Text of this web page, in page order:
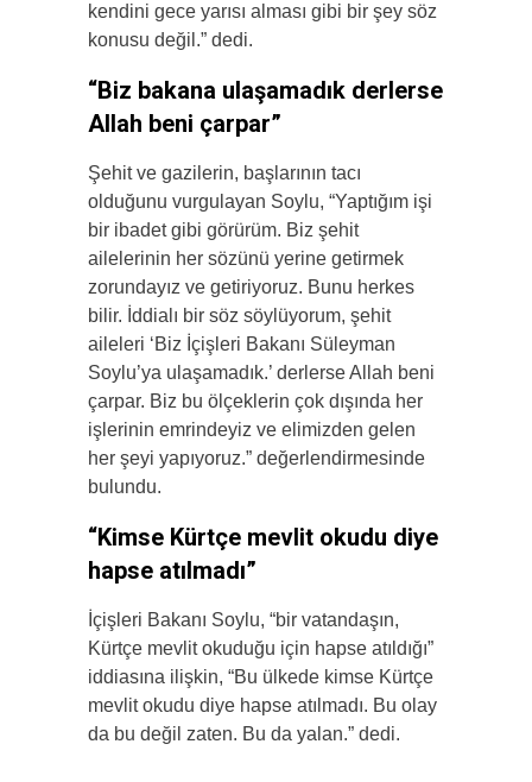
kendini gece yarısı alması gibi bir şey söz
konusu değil.” dedi.
“Biz bakana ulaşamadık derlerse
Allah beni çarpar”
Şehit ve gazilerin, başlarının tacı
olduğunu vurgulayan Soylu, “Yaptığım işi
bir ibadet gibi görürüm. Biz şehit
ailelerinin her sözünü yerine getirmek
zorundayız ve getiriyoruz. Bunu herkes
bilir. İddialı bir söz söylüyorum, şehit
aileleri ‘Biz İçişleri Bakanı Süleyman
Soylu’ya ulaşamadık.’ derlerse Allah beni
çarpar. Biz bu ölçeklerin çok dışında her
işlerinin emrindeyiz ve elimizden gelen
her şeyi yapıyoruz.” değerlendirmesinde
bulundu.
“Kimse Kürtçe mevlit okudu diye
hapse atılmadı”
İçişleri Bakanı Soylu, “bir vatandaşın,
Kürtçe mevlit okuduğu için hapse atıldığı”
iddiasına ilişkin, “Bu ülkede kimse Kürtçe
mevlit okudu diye hapse atılmadı. Bu olay
da bu değil zaten. Bu da yalan.” dedi.